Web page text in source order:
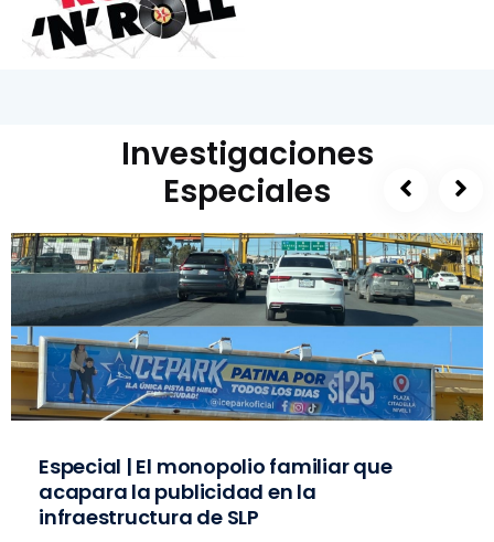
Investigaciones
Especiales
Especial | El monopolio familiar que
acapara la publicidad en la
infraestructura de SLP